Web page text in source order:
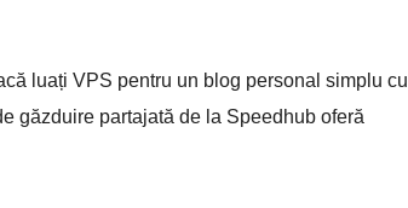
luați VPS pentru un blog personal simplu cu
găzduire partajată de la Speedhub oferă